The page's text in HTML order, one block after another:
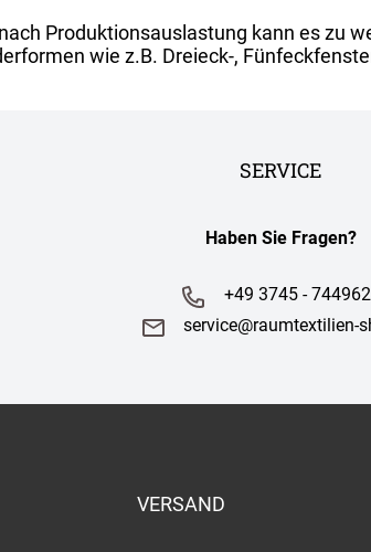
Produktionsauslastung kann es zu
wie z.B. Dreieck-,
SERVICE
Haben Sie Fragen?
+49 3745 -
service@raumtextilien-
VERSAND